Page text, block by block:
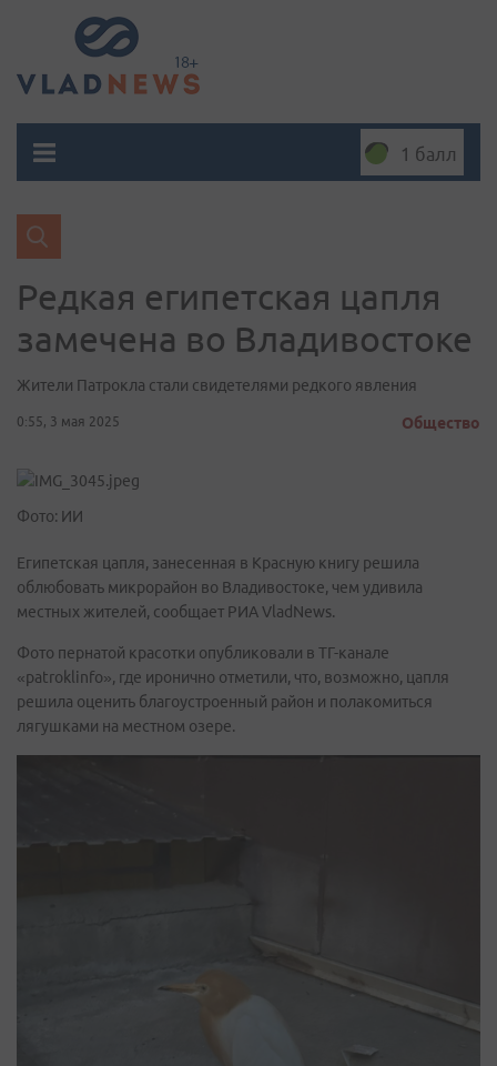
1 балл
Редкая египетская цапля
замечена во Владивостоке
Жители Патрокла стали свидетелями редкого явления
0:55, 3 мая 2025 Общество
Фото: ИИ
Египетская цапля, занесенная в Красную книгу решила
облюбовать микрорайон во Владивостоке, чем удивила
местных жителей, сообщает РИА VladNews.
Фото пернатой красотки опубликовали в ТГ-канале
«patroklinfo», где иронично отметили, что, возможно, цапля
решила оценить благоустроенный район и полакомиться
лягушками на местном озере.